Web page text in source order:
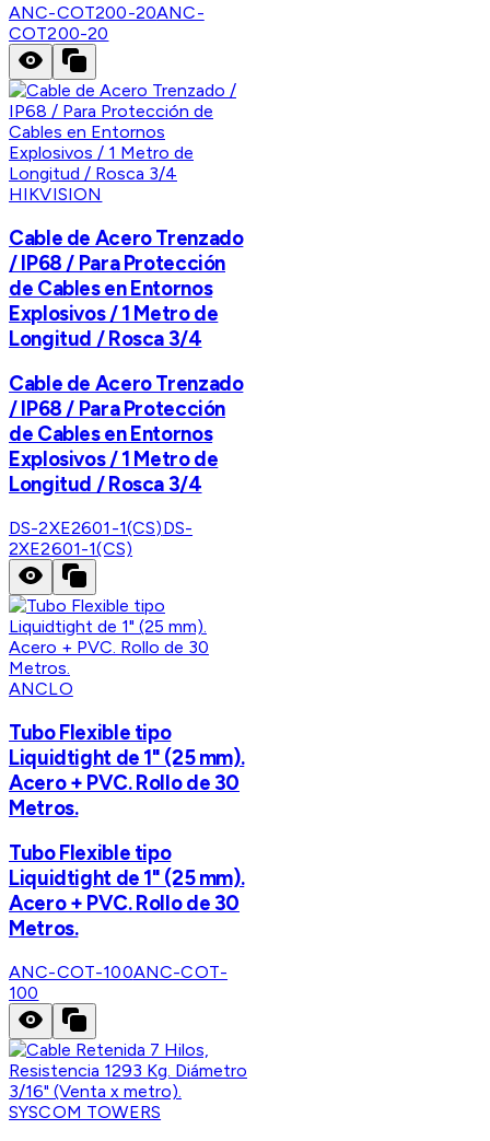
ANC-COT200-20ANC-
COT200-20
HIKVISION
Cable de Acero Trenzado
/ IP68 / Para Protección
de Cables en Entornos
Explosivos / 1 Metro de
Longitud / Rosca 3/4
Cable de Acero Trenzado
/ IP68 / Para Protección
de Cables en Entornos
Explosivos / 1 Metro de
Longitud / Rosca 3/4
DS-2XE2601-1(CS)DS-
2XE2601-1(CS)
ANCLO
Tubo Flexible tipo
Liquidtight de 1" (25 mm).
Acero + PVC. Rollo de 30
Metros.
Tubo Flexible tipo
Liquidtight de 1" (25 mm).
Acero + PVC. Rollo de 30
Metros.
ANC-COT-100ANC-COT-
100
SYSCOM TOWERS